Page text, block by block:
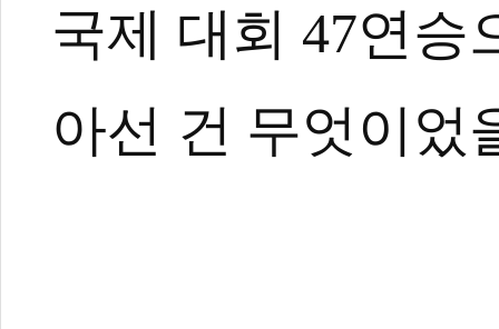
국제 대회 47연승
아선 건 무엇이었